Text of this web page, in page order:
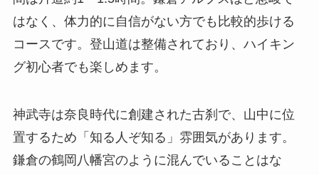
はなく、体力的に自信がない方でも比較的歩ける
コースです。登山道は整備されており、ハイキン
グ初心者でも楽しめます。
神武寺は奈良時代に創建された古刹で、山中に位
置するため「知る人ぞ知る」雰囲気があります。
鎌倉の鶴岡八幡宮のように混んでいることはな